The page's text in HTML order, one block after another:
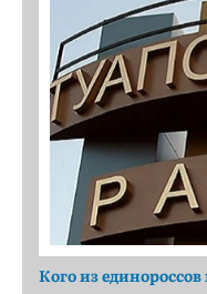
Кого из